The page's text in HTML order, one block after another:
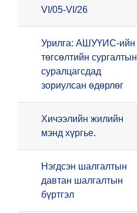
VI/05-VI/26
Урилга: АШУҮИС-ийн
төгсөлтийн сургалтын
суралцагсдад
зориулсан өдөрлөг
Хичээлийн жилийн
мэнд хүргье.
Нэгдсэн шалгалтын
давтан шалгалтын
бүртгэл